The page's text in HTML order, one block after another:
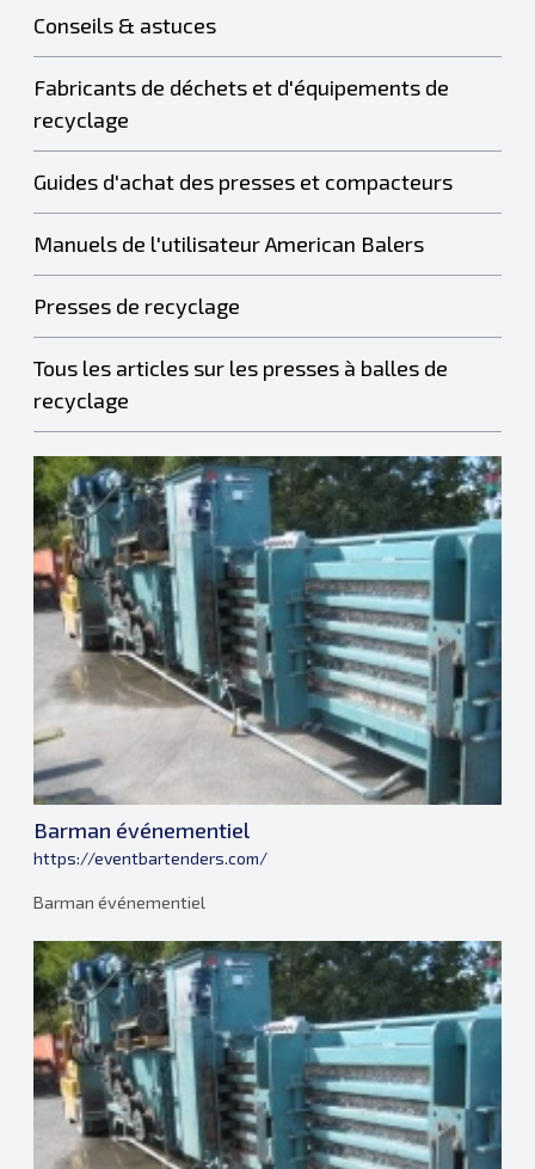
Conseils & astuces
Fabricants de déchets et d'équipements de
recyclage
Guides d'achat des presses et compacteurs
Manuels de l'utilisateur American Balers
Presses de recyclage
Tous les articles sur les presses à balles de
recyclage
Barman événementiel
https://eventbartenders.com/
Barman événementiel